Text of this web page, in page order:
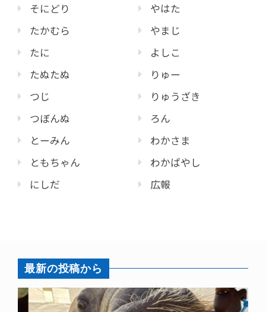
そにどり
たかむら
たに
たぬたぬ
つじ
つぼんぬ
とーみん
ともちゃん
にしだ
やはた
やまじ
よしこ
りゅー
りゅうざき
ろん
わかさま
わかばやし
広報
最新の投稿から